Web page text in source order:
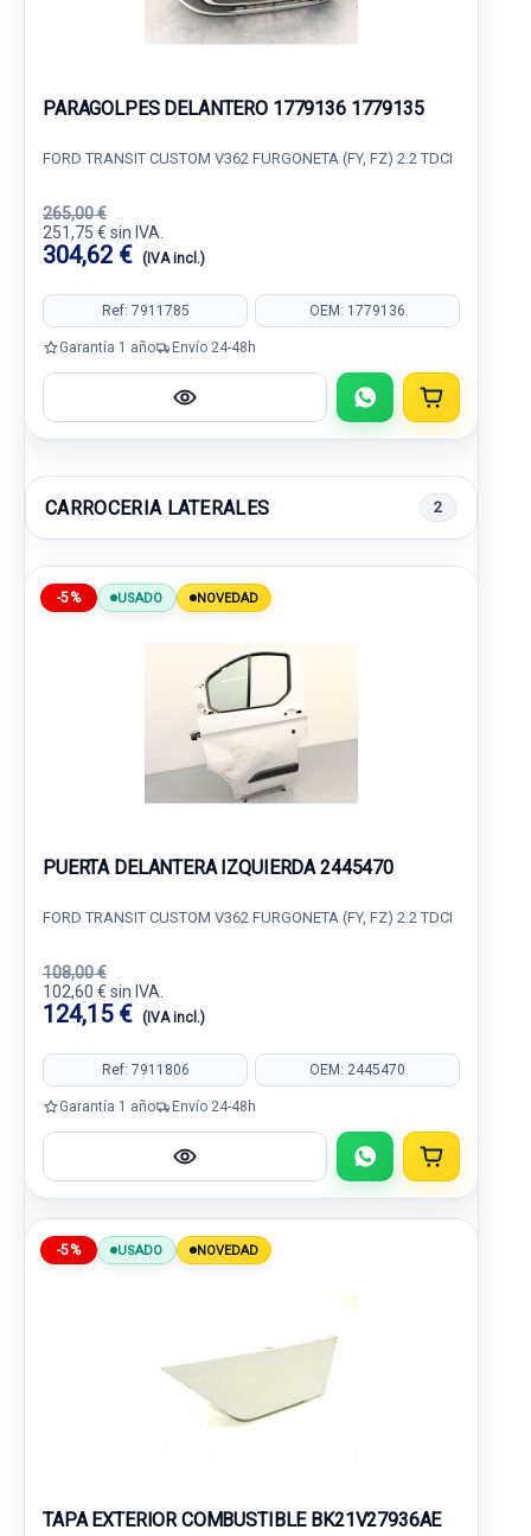
PARAGOLPES DELANTERO 1779136 1779135
FORD TRANSIT CUSTOM V362 FURGONETA (FY, FZ) 2.2 TDCI
265,00 €
251,75 € sin IVA.
304,62 € (IVA incl.)
Ref: 7911785 OEM: 1779136
Garantía 1 año Envío 24-48h
CARROCERIA LATERALES 2
-5% USADO NOVEDAD
PUERTA DELANTERA IZQUIERDA 2445470
FORD TRANSIT CUSTOM V362 FURGONETA (FY, FZ) 2.2 TDCI
108,00 €
102,60 € sin IVA.
124,15 € (IVA incl.)
Ref: 7911806 OEM: 2445470
Garantía 1 año Envío 24-48h
-5% USADO NOVEDAD
TAPA EXTERIOR COMBUSTIBLE BK21V27936AE